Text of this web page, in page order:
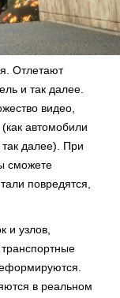
Отлетают
и так далее.
видео,
автомобили
так далее). При
сможете
повредятся,
и узлов,
транспортные
в реальном